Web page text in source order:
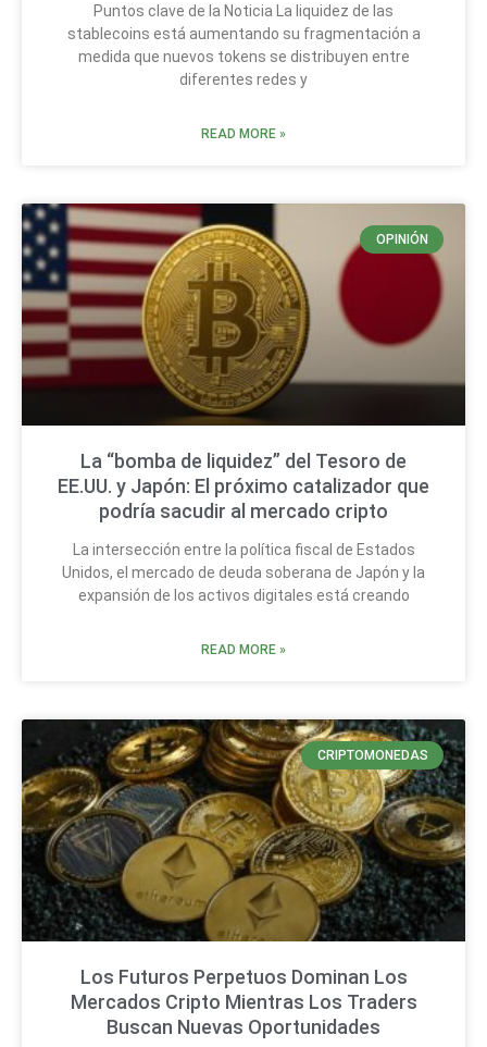
Puntos clave de la Noticia La liquidez de las
stablecoins está aumentando su fragmentación a
medida que nuevos tokens se distribuyen entre
diferentes redes y
READ MORE »
OPINIÓN
La “bomba de liquidez” del Tesoro de
EE.UU. y Japón: El próximo catalizador que
podría sacudir al mercado cripto
La intersección entre la política fiscal de Estados
Unidos, el mercado de deuda soberana de Japón y la
expansión de los activos digitales está creando
READ MORE »
CRIPTOMONEDAS
Los Futuros Perpetuos Dominan Los
Mercados Cripto Mientras Los Traders
Buscan Nuevas Oportunidades